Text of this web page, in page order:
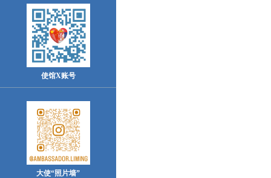
使馆X账号
大使“照片墙”